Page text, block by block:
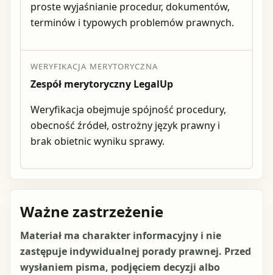
proste wyjaśnianie procedur, dokumentów,
terminów i typowych problemów prawnych.
WERYFIKACJA MERYTORYCZNA
Zespół merytoryczny LegalUp
Weryfikacja obejmuje spójność procedury,
obecność źródeł, ostrożny język prawny i
brak obietnic wyniku sprawy.
Ważne zastrzeżenie
Materiał ma charakter informacyjny i nie
zastępuje indywidualnej porady prawnej. Przed
wysłaniem pisma, podjęciem decyzji albo